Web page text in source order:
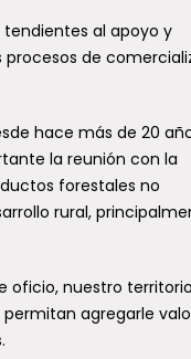
tendientes al apoyo y
de
hace más de 20
la reunión con la
forestales no
rural,
oficio, nuestro territorio
agregarle
de violencia
tras
del Partido Socialista,
abordó las versiones
que lo vinculaban
a un supuesto...